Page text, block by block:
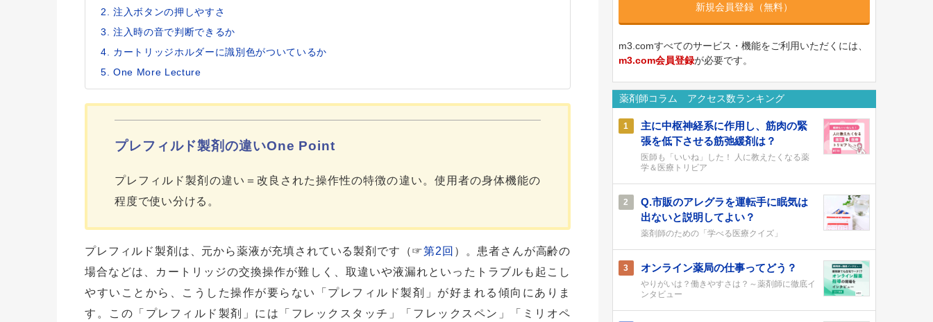
注入ボタンの押しやすさ
注入時の音で判断できるか
カートリッジホルダーに識別色がついているか
One More Lecture
プレフィルド製剤の違いOne Point
プレフィルド製剤の違い＝改良された操作性の特徴の違い。使用者の身体機能の
程度で使い分ける。
プレフィルド製剤は、元から薬液が充填されている製剤です（☞第2回 ）。患者さんが高齢の
場合などは、カートリッジの交換操作が難しく、取違いや液漏れといったトラブルも起こし
やすいことから、こうした操作が要らない「プレフィルド製剤」が好まれる傾向にありま
す。この「プレフィルド製剤」には「フレックスタッチ」「フレックスペン」「ミリオペ
新規会員登録（無料）
m3.comすべてのサービス・機能をご利用いただくには、
m3.com会員登録が必要です。
薬剤師コラム アクセス数ランキング
1
主に中枢神経系に作用し、筋肉の緊
張を低下させる筋弛緩剤は？
医師も「いいね」した！ 人に教えたくなる薬
学＆医療トリビア
2
Q.市販のアレグラを運転手に眠気は
出ないと説明してよい？
薬剤師のための「学べる医療クイズ」
3 オンライン薬局の仕事ってどう？
やりがいは？働きやすさは？～薬剤師に徹底イ
ンタビュー